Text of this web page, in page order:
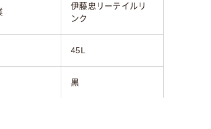
伊藤忠リーテイルリ
ンク
45L
黒